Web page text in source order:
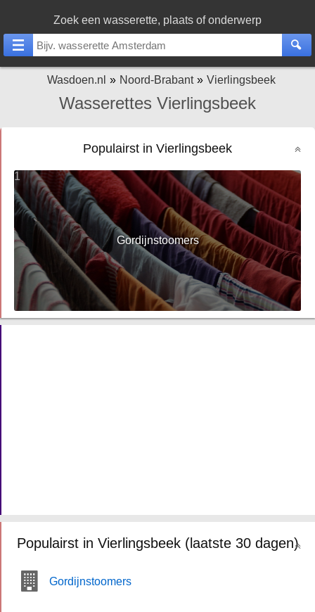
Zoek een wasserette, plaats of onderwerp
Wasdoen.nl Noord-Brabant Vierlingsbeek
Wasserettes Vierlingsbeek
Populairst in Vierlingsbeek
1
Gordijnstoomers
Populairst in Vierlingsbeek (laatste 30 dagen)
Gordijnstoomers